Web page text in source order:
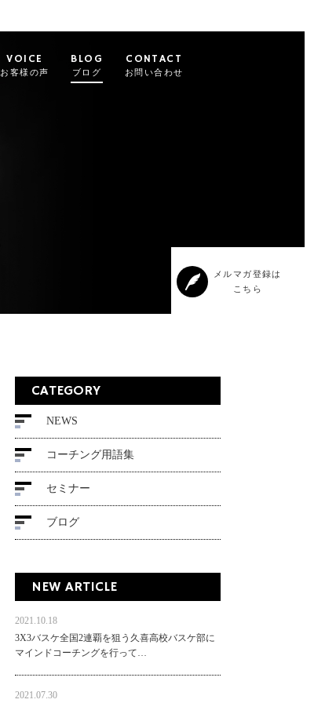
VOICE
お客様の声
BLOG
ブログ
CONTACT
お問い合わせ
メルマガ登録は
こちら
CATEGORY
NEWS
コーチング用語集
セミナー
ブログ
NEW ARTICLE
2021.10.18
3X3バスケ全国2連覇を狙う久喜高校バスケ部に
マインドコーチングを行って…
2021.07.30